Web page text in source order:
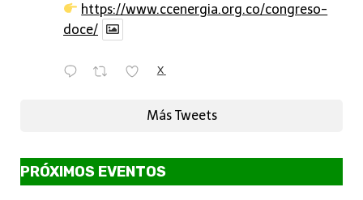
https://www.ccenergia.org.co/congreso-
doce/
X
Más Tweets
PRÓXIMOS EVENTOS